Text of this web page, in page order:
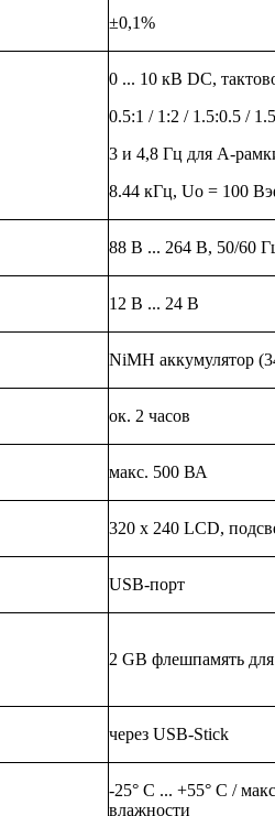
±0,1%
0 ... 10 кВ DC,
0.5:1 / 1:2 / 1.5:0.5 /
3 и 4,8 Гц для А-
8.44 кГц, Uo = 100
88 В ... 264 В, 50/60
12 В ... 24 В
NiMH аккумулятор
ок. 2 часов
макс. 500 ВА
320 x 240 LCD,
USB-порт
2 GB флешпамять
через USB-Stick
-25° C ... +55° C /
влажности